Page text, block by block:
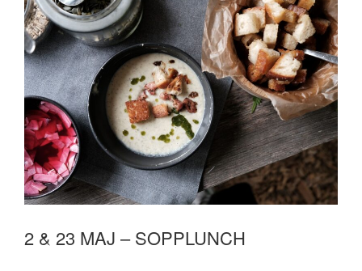
2 & 23 MAJ – SOPPLUNCH